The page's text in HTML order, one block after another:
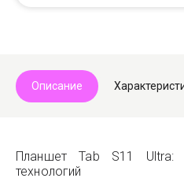
Описание
Планшет Tab S11 Ultra:
технологий